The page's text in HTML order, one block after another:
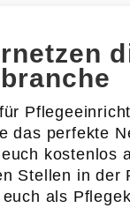
das perfekte
kostenlos
Stellen in der
als